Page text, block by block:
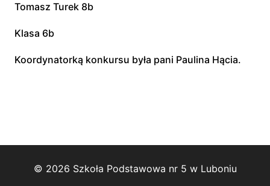
Tomasz Turek 8b
Klasa 6b
Koordynatorką konkursu była pani Paulina Hącia.
© 2026 Szkoła Podstawowa nr 5 w Luboniu